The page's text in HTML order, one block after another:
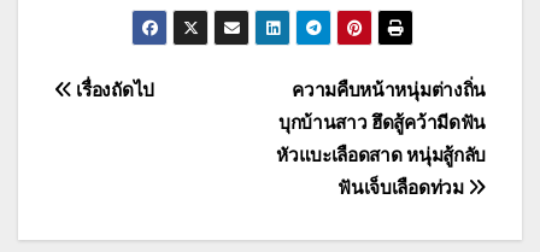
แนะแนว
ความคืบหน้าหนุ่มต่างถิ่น
บุกบ้านสาว ฮึดสู้คว้ามีดฟัน
หัวแบะเลือดสาด หนุ่มสู้กลับ
ฟันเจ็บเลือดท่วม
เรื่องถัดไป